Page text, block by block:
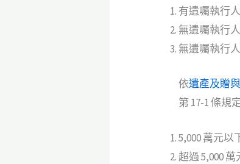
有遺囑執行
無遺囑執行
無遺囑執行
依遺產及贈
第 17-1 條規
5,000 萬元以
超過 5,000